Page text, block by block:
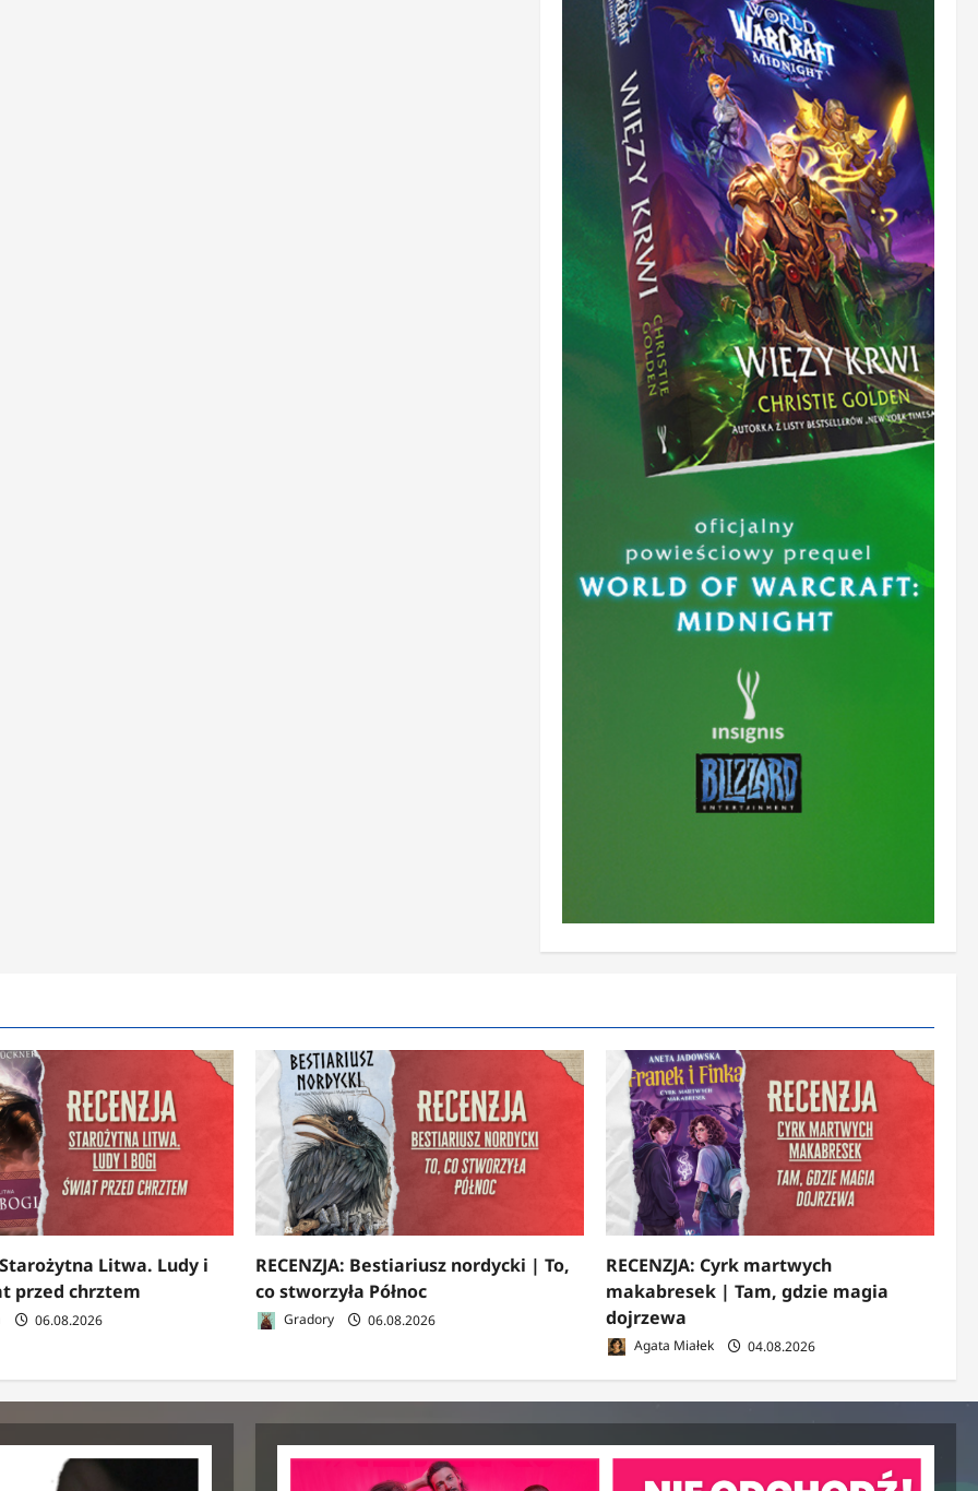
Starożytna Litwa. Ludy i
przed chrztem
06.08.2026
RECENZJA: Bestiariusz nordycki | To,
co stworzyła Północ
Gradory 06.08.2026
RECENZJA: Cyrk martwych
makabresek | Tam, gdzie magia
dojrzewa
Agata Miałek 04.08.2026